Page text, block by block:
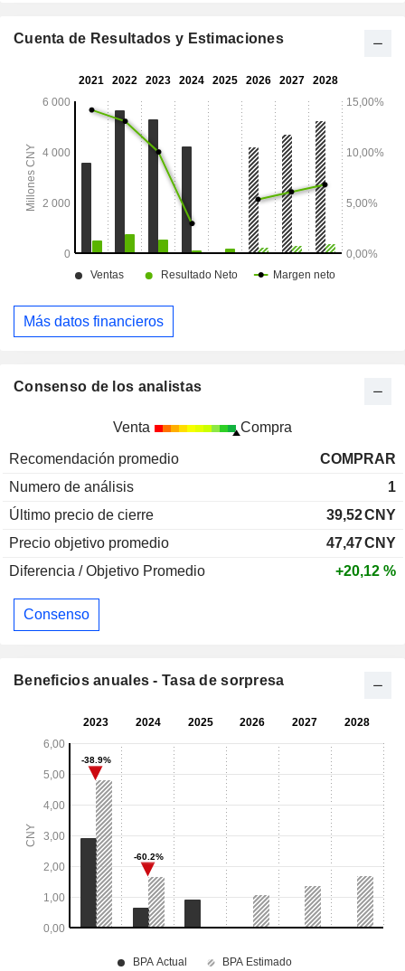
planificación creativa relacionados.
Cuenta de Resultados y Estimaciones
Más datos financieros
Consenso de los analistas
Venta Compra
Recomendación promedio
COMPRAR
Numero de análisis
1
Último precio de cierre
39,52CNY
Precio objetivo promedio
47,47CNY
Diferencia / Objetivo Promedio
+20,12 %
Consenso
Beneficios anuales - Tasa de sorpresa